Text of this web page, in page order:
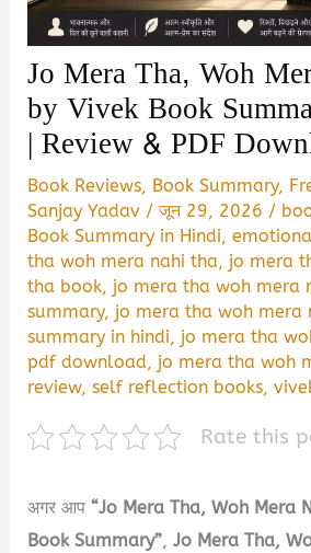
Jo Mera Tha, Woh
by Vivek Book
| Review & PDF
Book Reviews, Book Summary,
Sanjay Yadav /जून 29, 2026 /
Book Summary in Hindi,
tha woh mera nahi tha, jo mera
tha book, jo mera tha woh mera
summary, jo mera tha woh mera
summary in hindi, jo mera tha
pdf download, jo mera tha woh
review,self reflection books,
Rate this
अगर आप“Jo Mera Tha, Woh Mera
Book Summary”,Jo Mera Tha,